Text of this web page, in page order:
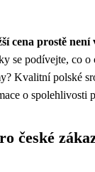
cena prostě není
se podívejte, co o
Kvalitní polské
o spolehlivosti
české